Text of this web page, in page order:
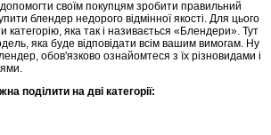
своїм покупцям зробити правильний
блендер недорого відмінної якості. Для цього
категорію, яка так і називається «Блендери». Тут
яка буде відповідати всім вашим вимогам. Ну
обов'язково ознайомтеся з їх різновидами і
поділити на дві категорії: